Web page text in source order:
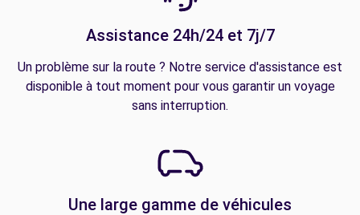
Assistance 24h/24 et 7j/7
Un problème sur la route ? Notre service d'assistance est
disponible à tout moment pour vous garantir un voyage
sans interruption.
Une large gamme de véhicules